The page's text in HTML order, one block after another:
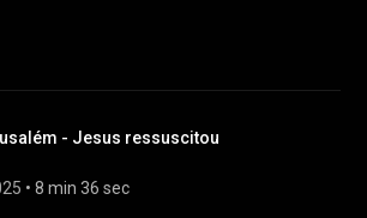
- Jesus ressuscitou
• 8 min 36 sec